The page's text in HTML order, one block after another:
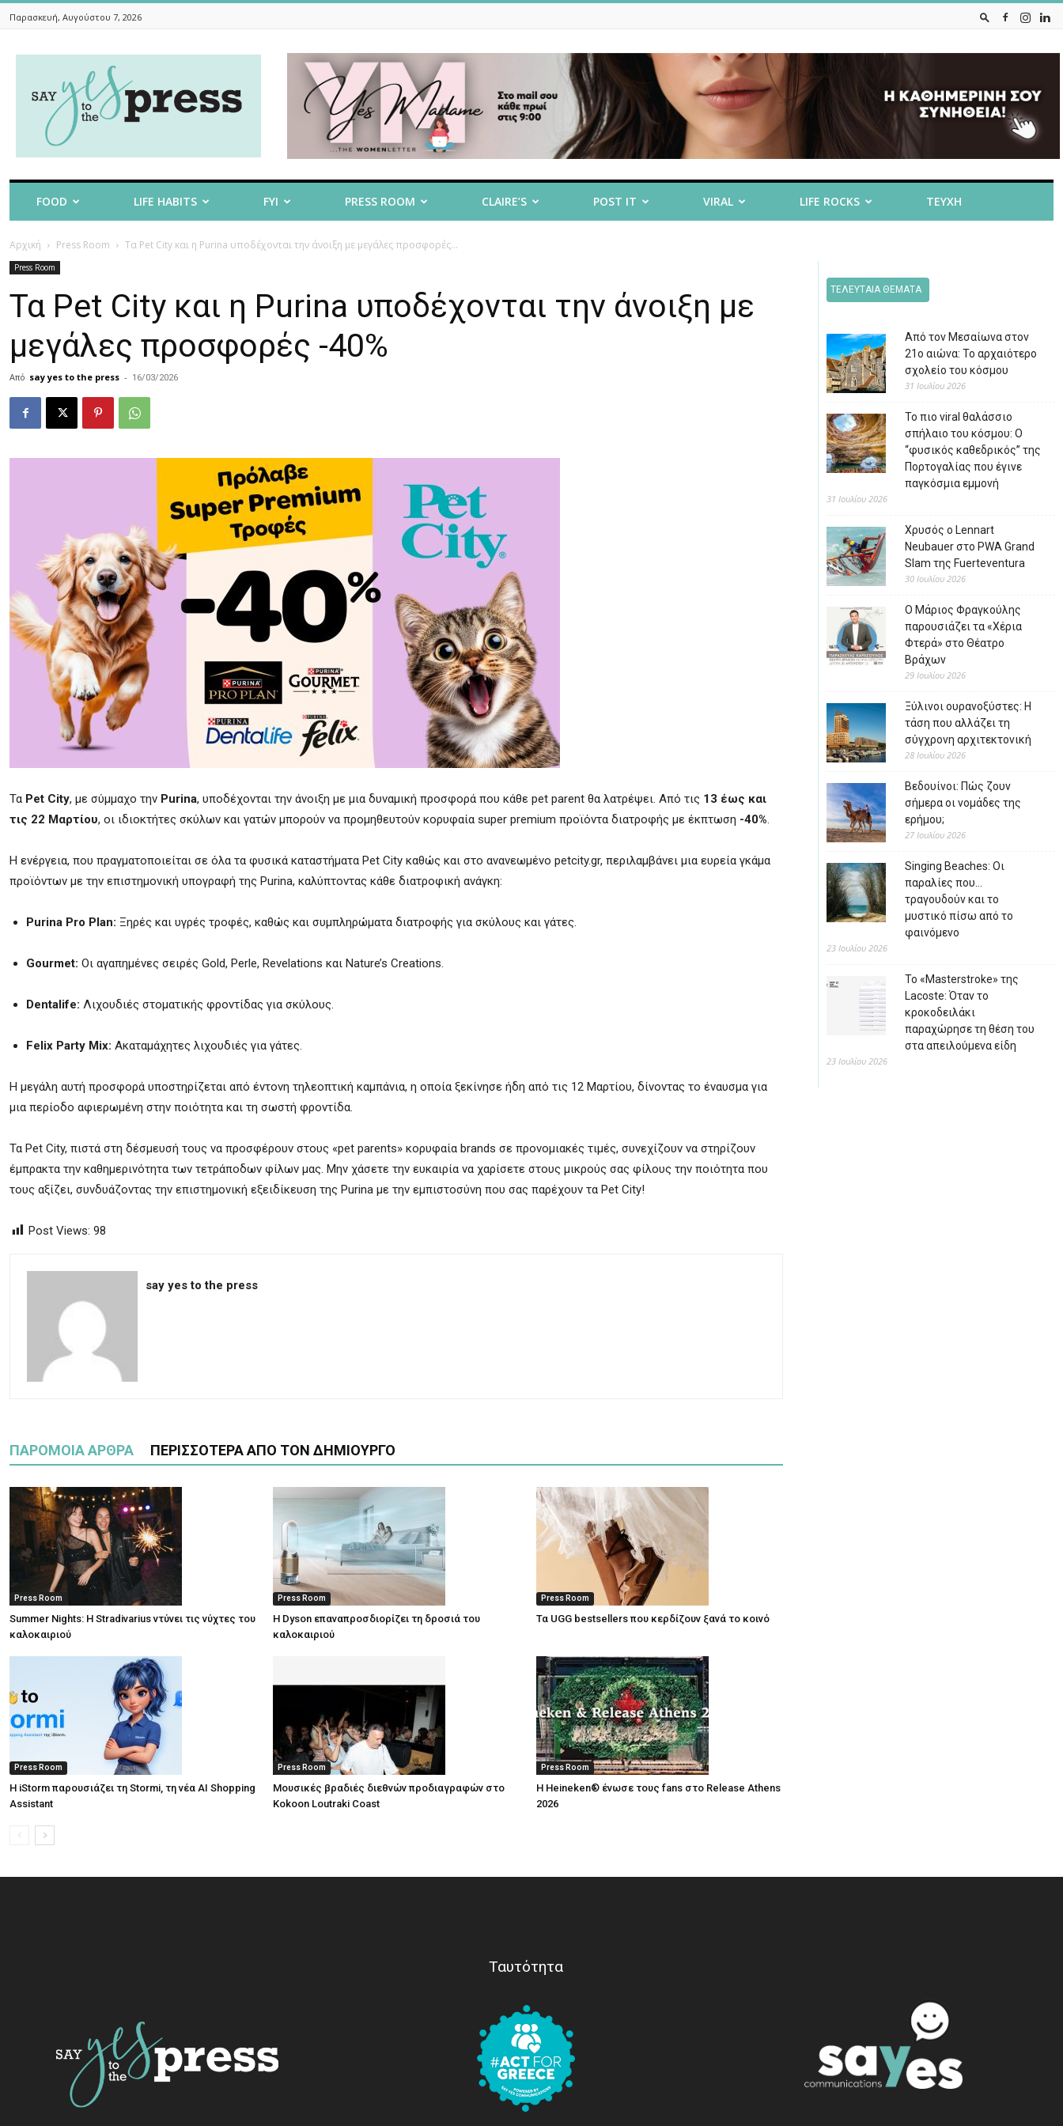
Παρασκευή, Αυγούστου 7, 2026
To
The
FOOD LIFE HABITS FYI PRESS ROOM CLAIRE’S POST IT VIRAL LIFE ROCKS ΤΕΥΧΗ
Αρχική Press Room Τα Pet City και η Purina υποδέχονται την άνοιξη με μεγάλες προσφορές...
Press Room
Τα Pet City και η Purina υποδέχονται την άνοιξη με
μεγάλες προσφορές -40%
Από say yes to the press - 16/03/2026
Τα Pet City, με σύμμαχο την Purina, υποδέχονται την άνοιξη με μια δυναμική προσφορά που κάθε pet parent θα λατρέψει. Από τις 13 έως και
τις 22 Μαρτίου, οι ιδιοκτήτες σκύλων και γατών μπορούν να προμηθευτούν κορυφαία super premium προϊόντα διατροφής με έκπτωση -40%.
Η ενέργεια, που πραγματοποιείται σε όλα τα φυσικά καταστήματα Pet City καθώς και στο ανανεωμένο petcity.gr, περιλαμβάνει μια ευρεία γκάμα
προϊόντων με την επιστημονική υπογραφή της Purina, καλύπτοντας κάθε διατροφική ανάγκη:
Purina Pro Plan: Ξηρές και υγρές τροφές, καθώς και συμπληρώματα διατροφής για σκύλους και γάτες.
Gourmet: Οι αγαπημένες σειρές Gold, Perle, Revelations και Nature’s Creations.
Dentalife: Λιχουδιές στοματικής φροντίδας για σκύλους.
Felix Party Mix: Ακαταμάχητες λιχουδιές για γάτες.
Η μεγάλη αυτή προσφορά υποστηρίζεται από έντονη τηλεοπτική καμπάνια, η οποία ξεκίνησε ήδη από τις 12 Μαρτίου, δίνοντας το έναυσμα για
μια περίοδο αφιερωμένη στην ποιότητα και τη σωστή φροντίδα.
Τα Pet City, πιστά στη δέσμευσή τους να προσφέρουν στους «pet parents» κορυφαία brands σε προνομιακές τιμές, συνεχίζουν να στηρίζουν
έμπρακτα την καθημερινότητα των τετράποδων φίλων μας. Μην χάσετε την ευκαιρία να χαρίσετε στους μικρούς σας φίλους την ποιότητα που
τους αξίζει, συνδυάζοντας την επιστημονική εξειδίκευση της Purina με την εμπιστοσύνη που σας παρέχουν τα Pet City!
Post Views: 98
say yes to the press
ΠΑΡΟΜΟΙΑ ΑΡΘΡΑ ΠΕΡΙΣΣΟΤΕΡΑ ΑΠΟ ΤΟΝ ΔΗΜΙΟΥΡΓΟ
Press Room
Summer Nights: Η Stradivarius ντύνει τις νύχτες του
καλοκαιριού
Press Room
Η Dyson επαναπροσδιορίζει τη δροσιά του
καλοκαιριού
Press Room
Τα UGG bestsellers που κερδίζουν ξανά το κοινό
Press Room
Η iStorm παρουσιάζει τη Stormi, τη νέα AI Shopping
Assistant
Press Room
Μουσικές βραδιές διεθνών προδιαγραφών στο
Kokoon Loutraki Coast
Press Room
Η Heineken® ένωσε τους fans στο Release Athens
2026
ΤΕΛΕΥΤΑΙΑ ΘΕΜΑΤΑ
Από τον Μεσαίωνα στον
21ο αιώνα: Το αρχαιότερο
σχολείο του κόσμου
31 Ιουλίου 2026
Το πιο viral θαλάσσιο
σπήλαιο του κόσμου: Ο
“φυσικός καθεδρικός” της
Πορτογαλίας που έγινε
παγκόσμια εμμονή
31 Ιουλίου 2026
Χρυσός ο Lennart
Neubauer στο PWA Grand
Slam της Fuerteventura
30 Ιουλίου 2026
Ο Μάριος Φραγκούλης
παρουσιάζει τα «Χέρια
Φτερά» στο Θέατρο
Βράχων
29 Ιουλίου 2026
Ξύλινοι ουρανοξύστες: Η
τάση που αλλάζει τη
σύγχρονη αρχιτεκτονική
28 Ιουλίου 2026
Βεδουίνοι: Πώς ζουν
σήμερα οι νομάδες της
ερήμου;
27 Ιουλίου 2026
Singing Beaches: Οι
παραλίες που…
τραγουδούν και το
μυστικό πίσω από το
φαινόμενο
23 Ιουλίου 2026
Το «Masterstroke» της
Lacoste: Όταν το
κροκοδειλάκι
παραχώρησε τη θέση του
στα απειλούμενα είδη
23 Ιουλίου 2026
Ταυτότητα